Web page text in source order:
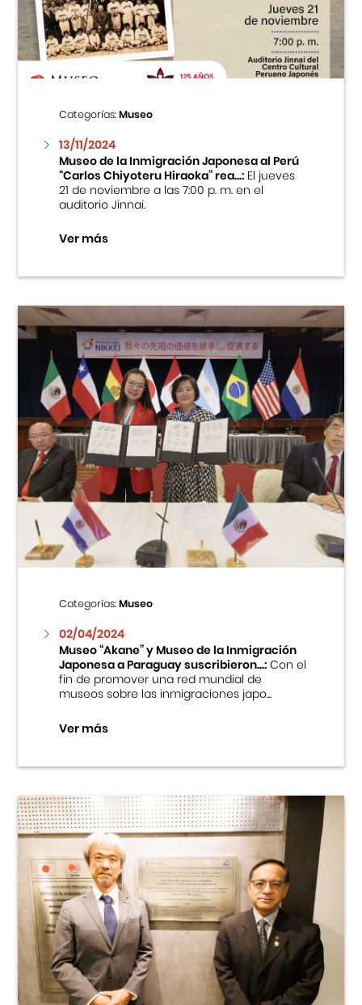
Centro Cultural Peruano Japonés
Cursos
Museo de la Inmigración Japonesa
Fondo Editorial
Teatro Peruano Japonés
Categorías:Museo
13/11/2024
Museo de la Inmigración Japonesa al Perú
“Carlos Chiyoteru Hiraoka” rea...:El jueves
21 de noviembre a las 7:00 p. m. en el
auditorio Jinnai.
Ver más
Categorías:Museo
02/04/2024
Museo “Akane” y Museo de la Inmigración
Japonesa a Paraguay suscribieron...:Con el
fin de promover una red mundial de
museos sobre las inmigraciones japo...
Ver más